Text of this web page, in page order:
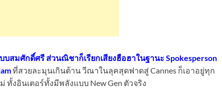
สมศักดิ์ศรี ส่วนณิชาก็เรียกเสียงฮือฮาในฐานะ Spokesperson
ที่สวยละมุนเกินต้าน วีณาในลุคสุดฟาดสู่ Cannes ก็เอาอยู่ทุก
งอินเตอร์ทั้งมีพลังแบบ New Gen ตัวจริง